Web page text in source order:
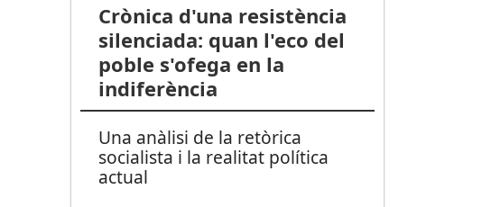
Crònica d'una resistència
silenciada: quan l'eco del
poble s'ofega en la
indiferència
Una anàlisi de la retòrica
socialista i la realitat política
actual